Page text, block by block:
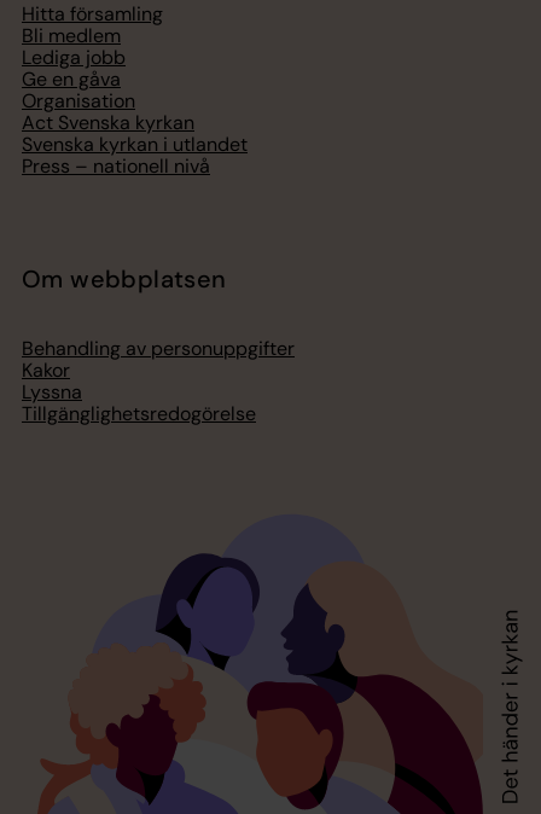
Hitta församling
Bli medlem
Lediga jobb
Ge en gåva
Organisation
Act Svenska kyrkan
Svenska kyrkan i utlandet
Press – nationell nivå
Om webbplatsen
Behandling av personuppgifter
Kakor
Lyssna
Tillgänglighetsredogörelse